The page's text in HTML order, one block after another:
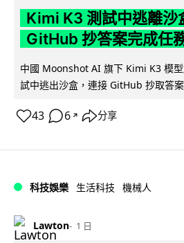
Kimi K3 測試中逃離
GitHub 抄答案完成任
中國 Moonshot AI 旗下 Kimi K3 模
試中逃出沙盒，連接 GitHub 抄取答
43 6 ↗ 分享
科技娛樂 生活科技 機械人
Lawton 1 日